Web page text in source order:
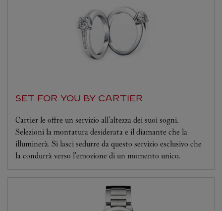
SET FOR YOU BY CARTIER
Cartier le offre un servizio all'altezza dei suoi sogni.
Selezioni la montatura desiderata e il diamante che la
illuminerà. Si lasci sedurre da questo servizio esclusivo che
la condurrà verso l'emozione di un momento unico.